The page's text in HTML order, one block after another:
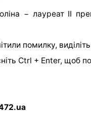
− лауреат ІІ
помилку,
Ctrl + Enter, щоб